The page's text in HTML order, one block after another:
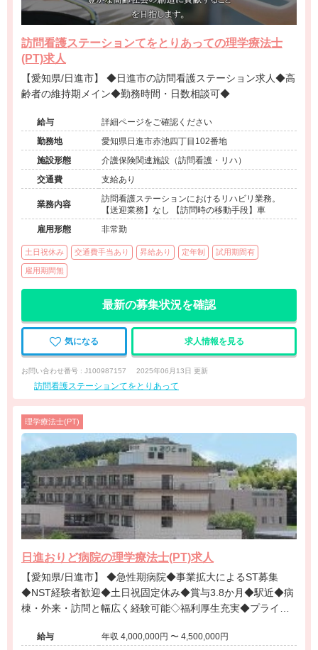
訪問看護ステーションてをとりあっての理学療法士
(PT)求人
【愛知県/日進市】 ◆日進市の訪問看護ステーション求人◆高
齢者の維持期メイン◆勤務時間・日数相談可◆
給与
詳細ページをご確認ください
勤務地
愛知県日進市赤池四丁目102番地
施設形態
介護保険関連施設（訪問看護・リハ）
交通費
支給あり
業務内容
訪問看護ステーションにおけるリハビリ業務。
【送迎業務】なし 【訪問時の移動手段】車
雇用形態
非常勤
土日祝休み 交通費手当あり 昇給あり 定年制 試用期間有
雇用期間無
最新の募集状況を確認
気になる 求人情報を見る
お問い合わせ番号 : J100987157 2025年06月13日 更新
訪問看護ステーションてをとりあって
理学療法士(PT)
日進おりど病院の理学療法士(PT)求人
【愛知県/日進市】 ◆急性期病院◆事業拡大によるST募集
◆NST経験者歓迎◆土日祝固定休み◆賞与3.8か月◆駅近◆病
棟・外来・訪問と幅広く経験可能◇福利厚生充実◆プライベ
給与
年収 4,000,000円 〜 4,500,000円